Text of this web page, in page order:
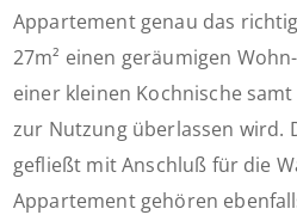
Appartement genau das
27m² einen geräumigen
einer kleinen Kochnische
zur Nutzung überlassen wird.
gefließt mit Anschluß für die
Appartement gehören